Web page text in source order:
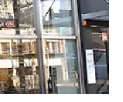
보세요. 참고로 대부분 플래